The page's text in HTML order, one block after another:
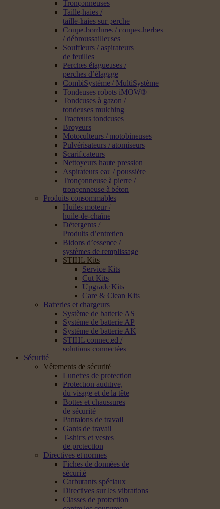
Tronçonneuses
Taille-haies /
taille-haies sur perche
Coupe-bordures / coupes-herbes
/ débroussailleuses
Souffleurs / aspirateurs
de feuilles
Perches élagueuses /
perches d’élagage
CombiSystème / MultiSystème
Tondeuses robots iMOW®
Tondeuses à gazon /
tondeuses mulching
Tracteurs tondeuses
Broyeurs
Motoculteurs / motobineuses
Pulvérisateurs / atomiseurs
Scarificateurs
Nettoyeurs haute pression
Aspirateurs eau / poussière
Tronçonneuse à pierre /
tronçonneuse à béton
Produits consommables
Huiles moteur /
huile-de-chaîne
Détergents /
Produits d’entretien
Bidons d’essence /
systèmes de remplissage
STIHL Kits
Service Kits
Cut Kits
Upgrade Kits
Care & Clean Kits
Batteries et chargeurs
Système de batterie AS
Système de batterie AP
Système de batterie AK
STIHL connected /
solutions connectées
Sécurité
Vêtements de sécurité
Lunettes de protection
Protection auditive,
du visage et de la tête
Bottes et chaussures
de sécurité
Pantalons de travail
Gants de travail
T-shirts et vestes
de protection
Directives et normes
Fiches de données de
sécurité
Carburants spéciaux
Directives sur les vibrations
Classes de protection